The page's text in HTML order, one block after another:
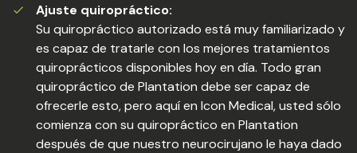
Ajuste quiropráctico:
Su quiropráctico autorizado está muy familiarizado y
es capaz de tratarle con los mejores tratamientos
quiroprácticos disponibles hoy en día. Todo gran
quiropráctico de Plantation debe ser capaz de
ofrecerle esto, pero aquí en Icon Medical, usted sólo
comienza con su quiropráctico en Plantation
después de que nuestro neurocirujano le haya dado